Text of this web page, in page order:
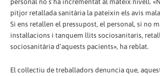
pitjor retallada sanitària la pateixin els avis
Si ens retallen el pressupost, el personal, si no
instal·lacions i tanquem llits sociosanitaris,
sociosanitària d’aquests pacients», ha reblat.
El col·lectiu de treballadors denuncia que,